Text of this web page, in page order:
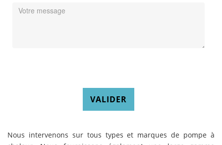
VALIDER
Nous intervenons sur tous types et marques de pompe à